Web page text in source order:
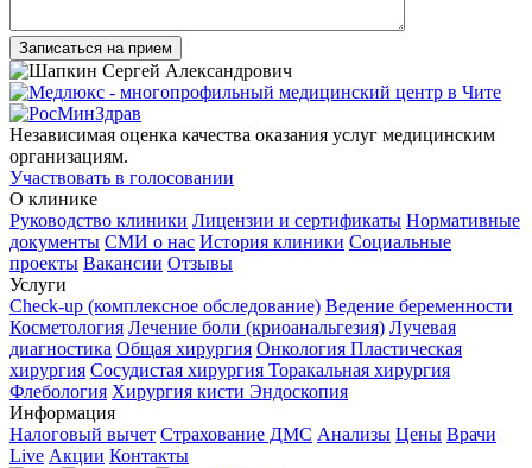
Записаться на прием
Независимая оценка качества оказания услуг медицинским
организациям.
Участвовать в голосовании
О клинике
Руководство клиники Лицензии и сертификаты Нормативные
документы СМИ о нас История клиники Социальные
проекты Вакансии Отзывы
Услуги
Check-up (комплексное обследование) Ведение беременности
Косметология Лечение боли (криоанальгезия) Лучевая
диагностика Общая хирургия Онкология Пластическая
хирургия Сосудистая хирургия Торакальная хирургия
Флебология Хирургия кисти Эндоскопия
Информация
Налоговый вычет Страхование ДМС Анализы Цены Врачи
Live Акции Контакты